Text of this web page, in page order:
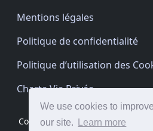
We use cookies to
our site.
Learn more
Mentions légales
Politique de confidentialité
Politique d’utilisation des
Charte Vie Privée
Copyright © Cartomancien.be